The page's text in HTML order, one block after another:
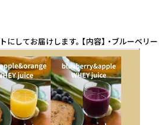
届けします。 【内容】 ・ブルーベリ